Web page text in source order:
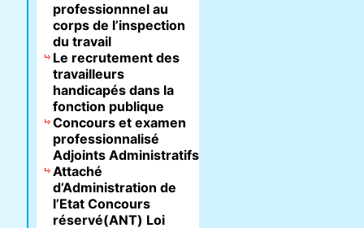
professionnnel au
corps de l’inspection
du travail
Le recrutement des
travailleurs
handicapés dans la
fonction publique
Concours et examen
professionnalisé
Adjoints Administratifs
Attaché
d’Administration de
l’Etat Concours
réservé(ANT) Loi